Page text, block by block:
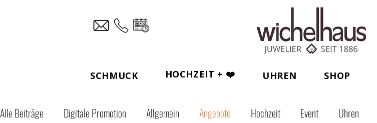
SCHMUCK HOCHZEIT + ❤️ UHREN SHOP
Alle Beiträge Digitale Promotion Allgemein Angebote Hochzeit Event Uhren